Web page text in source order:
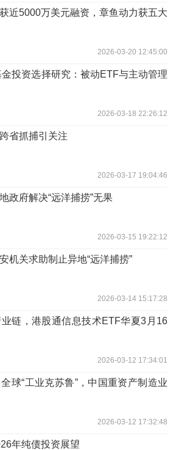
近5000万美元融资，章鱼动力获五大
2026-03-20 12:45:00
投资选择研究：被动ETF与主动管理
2026-03-18 22:26:12
省抓捕引关注
2026-03-17 19:04:46
政府解决“远洋捕捞”无果
2026-03-15 19:22:12
机关求助制止异地“远洋捕捞”
2026-03-14 15:17:28
链，港股通信息技术ETF华夏3月16
2026-03-12 17:34:01
球“工业克苏鲁”，中国重资产制造业
2026-03-12 17:32:48
年纯债投资展望